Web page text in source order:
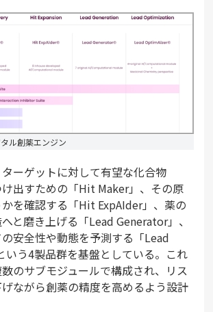
ル創薬エンジン
ーゲットに対して有望な化合物
出すための「Hit Maker」、その原
を確認する「Hit ExpAIder」、薬の
と磨き上げる「Lead Generator」、
安全性や動態を予測する「Lead
う4製品群を基盤としている。これ
のサブモジュールで構成され、リス
ながら創薬の精度を高めるよう設計